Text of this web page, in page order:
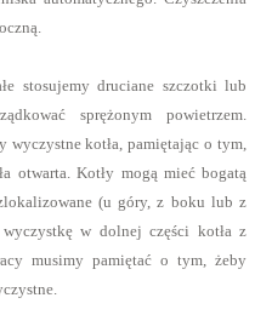
stosujemy druciane szczotki lub
sprężonym powietrzem.
wyczystne kotła, pamiętając o tym,
otwarta. Kotły mogą mieć bogatą
(u góry, z boku lub z
wyczystkę w dolnej części kotła z
musimy pamiętać o tym, żeby